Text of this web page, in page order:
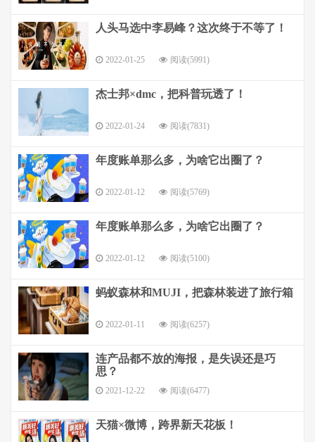
人头马选中李易峰？这次终于不等了！
2022-01-25 阅读(5991)
杰士邦×dmc，把科普玩透了！
2022-01-24 阅读(7831)
年度账单那么多，为啥它出圈了？
2022-01-12 阅读(5769)
年度账单那么多，为啥它出圈了？
2022-01-12 阅读(5100)
蚂蚁森林和MUJI，把森林装进了旅行箱
2022-01-11 阅读(6257)
连产品都不放的海报，是失误还是巧
思？
2021-12-22 阅读(6477)
天猫×微博，跨界新天花板！